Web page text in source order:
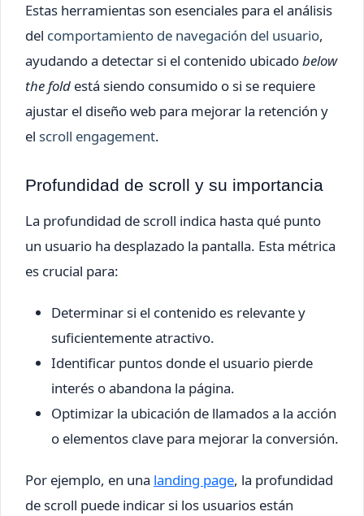
Estas herramientas son esenciales para el análisis
del comportamiento de navegación del usuario,
ayudando a detectar si el contenido ubicadobelow
the fold está siendo consumido o si se requiere
ajustar el diseño web para mejorar la retención y
el scroll engagement.
Profundidad de scroll y su importancia
La profundidad de scroll indica hasta qué punto
un usuario ha desplazado la pantalla. Esta métrica
es crucial para:
Determinar si el contenido es relevante y
suficientemente atractivo.
Identificar puntos donde el usuario pierde
interés o abandona la página.
Optimizar la ubicación de llamados a la acción
o elementos clave para mejorar la conversión.
Por ejemplo, en una landing page, la profundidad
de scroll puede indicar si los usuarios están